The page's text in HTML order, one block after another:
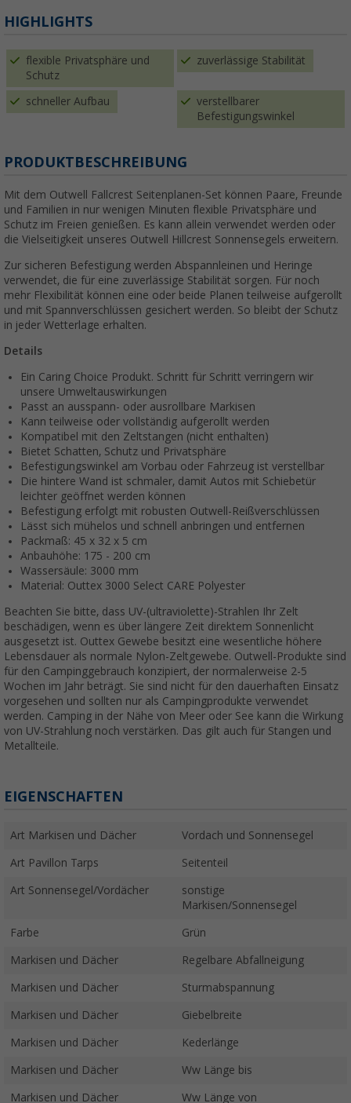
HIGHLIGHTS
flexible Privatsphäre und
Schutz
zuverlässige Stabilität
schneller Aufbau
verstellbarer
Befestigungswinkel
PRODUKTBESCHREIBUNG
Mit dem Outwell Fallcrest Seitenplanen-Set können Paare, Freunde
und Familien in nur wenigen Minuten flexible Privatsphäre und
Schutz im Freien genießen. Es kann allein verwendet werden oder
die Vielseitigkeit unseres Outwell Hillcrest Sonnensegels erweitern.
Zur sicheren Befestigung werden Abspannleinen und Heringe
verwendet, die für eine zuverlässige Stabilität sorgen. Für noch
mehr Flexibilität können eine oder beide Planen teilweise aufgerollt
und mit Spannverschlüssen gesichert werden. So bleibt der Schutz
in jeder Wetterlage erhalten.
Details
Ein Caring Choice Produkt. Schritt für Schritt verringern wir
unsere Umweltauswirkungen
Passt an ausspann- oder ausrollbare Markisen
Kann teilweise oder vollständig aufgerollt werden
Kompatibel mit den Zeltstangen (nicht enthalten)
Bietet Schatten, Schutz und Privatsphäre
Befestigungswinkel am Vorbau oder Fahrzeug ist verstellbar
Die hintere Wand ist schmaler, damit Autos mit Schiebetür
leichter geöffnet werden können
Befestigung erfolgt mit robusten Outwell-Reißverschlüssen
Lässt sich mühelos und schnell anbringen und entfernen
Packmaß: 45 x 32 x 5 cm
Anbauhöhe: 175 - 200 cm
Wassersäule: 3000 mm
Material: Outtex 3000 Select CARE Polyester
Beachten Sie bitte, dass UV-(ultraviolette)-Strahlen Ihr Zelt
beschädigen, wenn es über längere Zeit direktem Sonnenlicht
ausgesetzt ist. Outtex Gewebe besitzt eine wesentliche höhere
Lebensdauer als normale Nylon-Zeltgewebe. Outwell-Produkte sind
für den Campinggebrauch konzipiert, der normalerweise 2-5
Wochen im Jahr beträgt. Sie sind nicht für den dauerhaften Einsatz
vorgesehen und sollten nur als Campingprodukte verwendet
werden. Camping in der Nähe von Meer oder See kann die Wirkung
von UV-Strahlung noch verstärken. Das gilt auch für Stangen und
Metallteile.
EIGENSCHAFTEN
Art Markisen und Dächer Vordach und Sonnensegel
Art Pavillon Tarps Seitenteil
Art Sonnensegel/Vordächer
sonstige
Markisen/Sonnensegel
Farbe Grün
Markisen und Dächer Regelbare Abfallneigung
Markisen und Dächer Sturmabspannung
Markisen und Dächer Giebelbreite
Markisen und Dächer Kederlänge
Markisen und Dächer Ww Länge bis
Markisen und Dächer Ww Länge von